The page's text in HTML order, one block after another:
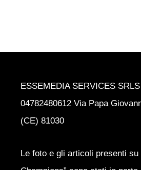
ESSEMEDIA SERVICES SRLS
04782480612 Via Papa
(CE) 81030
Le foto e gli articoli presenti su